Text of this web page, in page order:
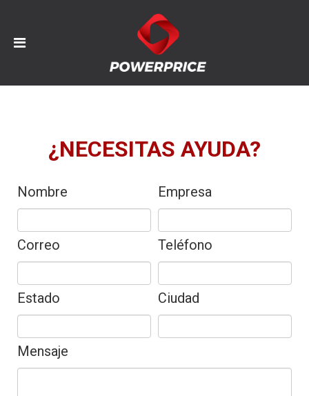
¿NECESITAS AYUDA?
Nombre Empresa
Correo Teléfono
Estado Ciudad
Mensaje